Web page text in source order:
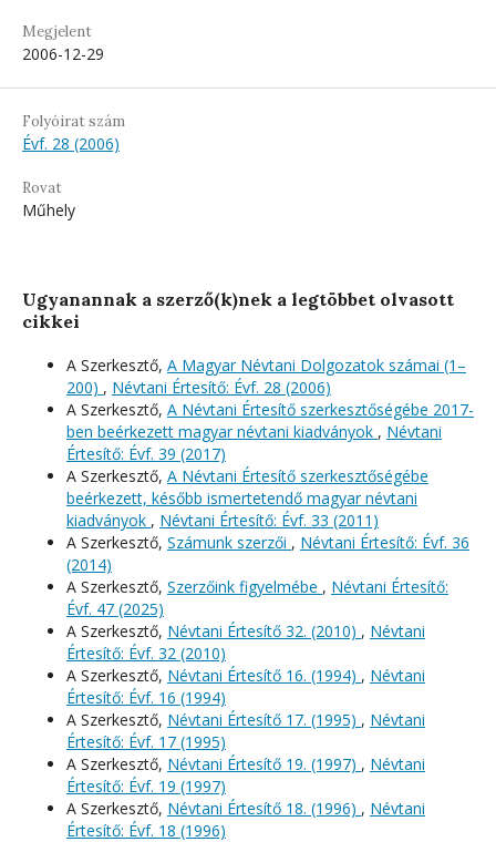
Megjelent
2006-12-29
Folyóirat szám
Évf. 28 (2006)
Rovat
Műhely
Ugyanannak a szerző(k)nek a legtöbbet olvasott
cikkei
A Szerkesztő, A Magyar Névtani Dolgozatok számai (1–
200) , Névtani Értesítő: Évf. 28 (2006)
A Szerkesztő, A Névtani Értesítő szerkesztőségébe 2017-
ben beérkezett magyar névtani kiadványok , Névtani
Értesítő: Évf. 39 (2017)
A Szerkesztő, A Névtani Értesítő szerkesztőségébe
beérkezett, később ismertetendő magyar névtani
kiadványok , Névtani Értesítő: Évf. 33 (2011)
A Szerkesztő, Számunk szerzői , Névtani Értesítő: Évf. 36
(2014)
A Szerkesztő, Szerzőink figyelmébe , Névtani Értesítő:
Évf. 47 (2025)
A Szerkesztő, Névtani Értesítő 32. (2010) , Névtani
Értesítő: Évf. 32 (2010)
A Szerkesztő, Névtani Értesítő 16. (1994) , Névtani
Értesítő: Évf. 16 (1994)
A Szerkesztő, Névtani Értesítő 17. (1995) , Névtani
Értesítő: Évf. 17 (1995)
A Szerkesztő, Névtani Értesítő 19. (1997) , Névtani
Értesítő: Évf. 19 (1997)
A Szerkesztő, Névtani Értesítő 18. (1996) , Névtani
Értesítő: Évf. 18 (1996)